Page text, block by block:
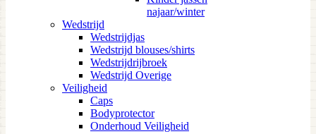
najaar/winter
Wedstrijd
Wedstrijdjas
Wedstrijd blouses/shirts
Wedstrijdrijbroek
Wedstrijd Overige
Veiligheid
Caps
Bodyprotector
Onderhoud Veiligheid